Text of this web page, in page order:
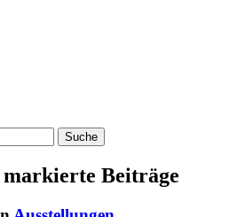
Beiträge